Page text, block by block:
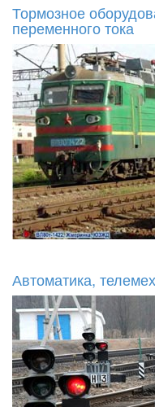
Тормозное
переменного тока
Автоматика,